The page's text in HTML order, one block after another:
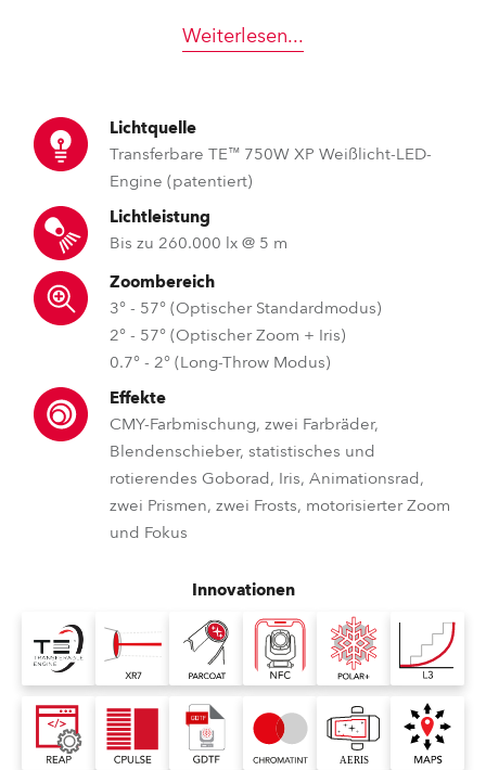
Weiterlesen...
Lichtquelle
Transferbare TE™ 750W XP Weißlicht-LED-
Engine (patentiert)
Lichtleistung
Bis zu 260.000 lx @ 5 m
Zoombereich
3° - 57° (Optischer Standardmodus)
2° - 57° (Optischer Zoom + Iris)
0.7° - 2° (Long-Throw Modus)
Effekte
CMY-Farbmischung, zwei Farbräder,
Blendenschieber, statistisches und
rotierendes Goborad, Iris, Animationsrad,
zwei Prismen, zwei Frosts, motorisierter Zoom
und Fokus
Innovationen